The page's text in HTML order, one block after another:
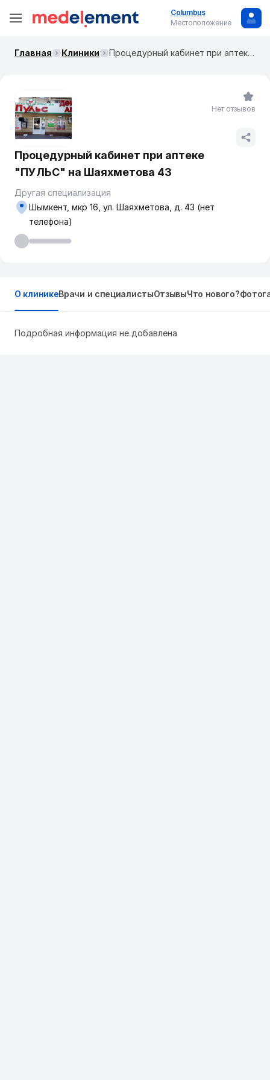
Columbus
Местоположение
Главная Клиники Процедурный кабинет при аптеке "ПУЛЬС" на Шаяхметова 43
Процедурный кабинет при аптеке
"ПУЛЬС" на Шаяхметова 43
Другая специализация
Шымкент, мкр 16, ул. Шаяхметова, д. 43 (нет
телефона)
Нет отзывов
О клиникеВрачи и специалистыОтзывыЧто нового?
Подробная информация не добавлена